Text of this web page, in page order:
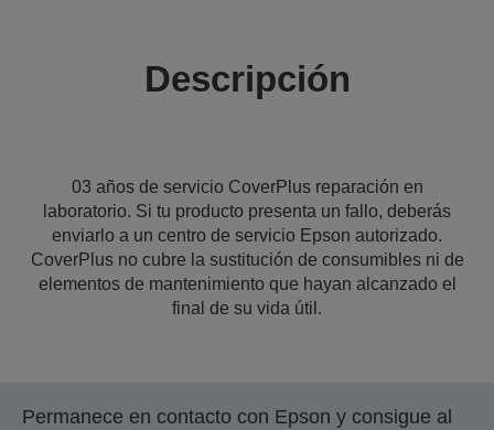
Descripción
03 años de servicio CoverPlus reparación en
laboratorio. Si tu producto presenta un fallo, deberás
enviarlo a un centro de servicio Epson autorizado.
CoverPlus no cubre la sustitución de consumibles ni de
elementos de mantenimiento que hayan alcanzado el
final de su vida útil.
Permanece en contacto con Epson y consigue al